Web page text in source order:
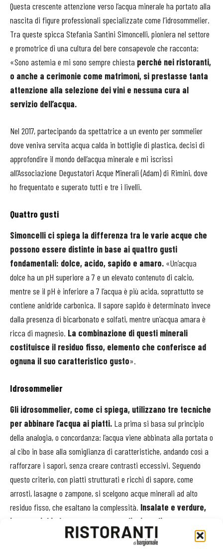
Questa crescente attenzione verso l’acqua minerale ha portato alla
nascita di figure professionali specializzate come l’idrosommelier.
Tra queste spicca Stefania Santini Simoncelli, pioniera nel settore
e promotrice di una cultura del bere consapevole che racconta:
«Sono astemia e mi sono sempre chiesta perché nei ristoranti,
o anche a cerimonie come matrimoni, si prestasse tanta
attenzione alla selezione dei vini e nessuna cura al
servizio dell’acqua.
Nel 2017, partecipando da spettatrice a un evento per sommelier
dove veniva servita acqua calda in bottiglie di plastica, decisi di
approfondire il mondo dell’acqua minerale e mi iscrissi
all’Associazione Degustatori Acque Minerali (Adam) di Rimini, dove
ho frequentato e superato tutti e tre i livelli.
Quattro gusti
Simoncelli ci spiega la differenza tra le varie acque che
possono essere distinte in base ai quattro gusti
fondamentali: dolce, acido, sapido e amaro. «Un’acqua
dolce ha un pH superiore a 7 e un elevato contenuto di calcio,
mentre se il pH è inferiore a 7 l’acqua è più acida, soprattutto se
contiene anidride carbonica. Il sapore sapido è determinato invece
dalla presenza di bicarbonato e solfati, mentre un’acqua amara è
ricca di magnesio. La combinazione di questi minerali
costituisce il residuo fisso, elemento che conferisce ad
ognuna il suo caratteristico gusto».
Idrosommelier
Gli idrosommelier, come ci spiega, utilizzano tre tecniche
per abbinare l’acqua ai piatti. La prima si basa sul principio
della analogia, o concordanza: l’acqua viene abbinata alla portata o
al cibo in base alla somiglianza di caratteristiche, andando così a
rafforzare i sapori, senza creare contrasti eccessivi. Seguendo
questo criterio, con piatti strutturati e ricchi di sapore, come
arrosti, lasagne o zampone, si scelgono acque minerali ad alto
residuo fisso, che esaltano la complessità. Insalate e verdure,
invece, richiedono acque povere di minerali e poco
strutturate, per non sovrastarne la delicatezza